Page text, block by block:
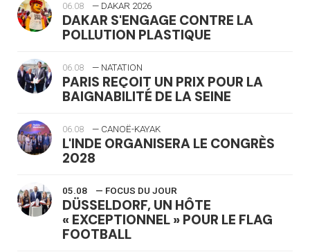
06.08 — DAKAR 2026
DAKAR S'ENGAGE CONTRE LA
POLLUTION PLASTIQUE
06.08 — NATATION
PARIS REÇOIT UN PRIX POUR LA
BAIGNABILITÉ DE LA SEINE
06.08 — CANOË-KAYAK
L'INDE ORGANISERA LE CONGRÈS
2028
05.08 — FOCUS DU JOUR
DÜSSELDORF, UN HÔTE
« EXCEPTIONNEL » POUR LE FLAG
FOOTBALL